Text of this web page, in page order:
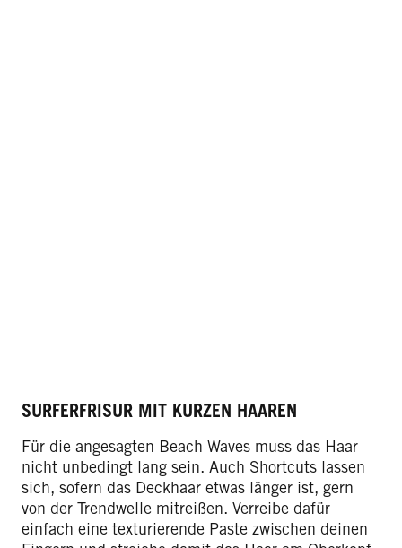
SURFERFRISUR MIT KURZEN HAAREN
Für die angesagten Beach Waves muss das Haar
nicht unbedingt lang sein. Auch Shortcuts lassen
sich, sofern das Deckhaar etwas länger ist, gern
von der Trendwelle mitreißen. Verreibe dafür
einfach eine texturierende Paste zwischen deinen